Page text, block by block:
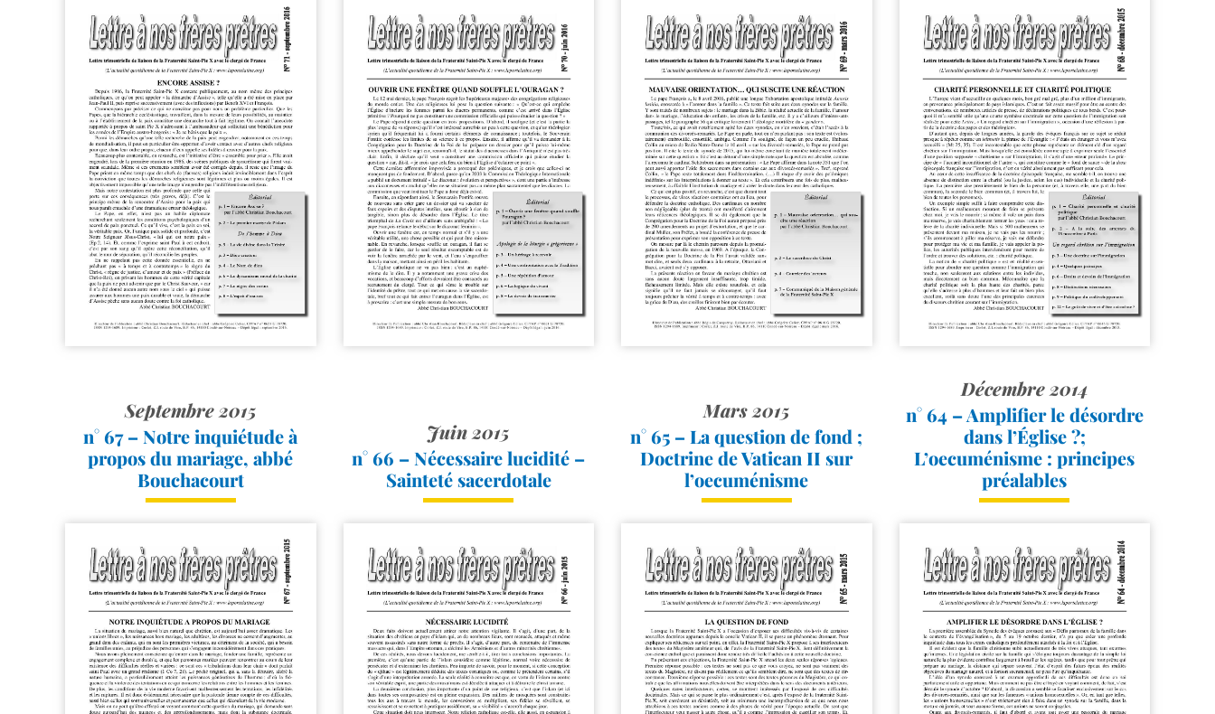
Septembre 2015
n° 67 – Notre inquiétude à
propos du mariage, abbé
Bouchacourt
Juin 2015
n° 66 – Nécessaire lucidité –
Sainteté sacerdotale
Mars 2015
n° 65 – La question de fond ;
Doctrine de Vatican II sur
l’oecuménisme
Décembre 2014
n° 64 – Amplifier le désordre
dans l’Église ?;
L’oecuménisme : principes
préalables